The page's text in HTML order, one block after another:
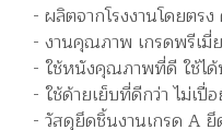
- ผลิตจากโรงงานโดยตร
- งานคุณภาพ เกรดพรีเมี่
- ใช้หนังคุณภาพที่ดี ใช้ไ
- ใช้ด้ายเย็บที่ดีกว่า ไม่เปื่
- วัสดุยึดชิ้นงานเกรด A